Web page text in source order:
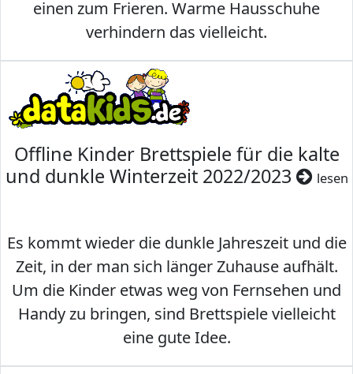
einen zum Frieren. Warme Hausschuhe
verhindern das vielleicht.
Offline Kinder Brettspiele für die kalte
und dunkle Winterzeit 2022/2023
lesen
Es kommt wieder die dunkle Jahreszeit und die
Zeit, in der man sich länger Zuhause aufhält.
Um die Kinder etwas weg von Fernsehen und
Handy zu bringen, sind Brettspiele vielleicht
eine gute Idee.